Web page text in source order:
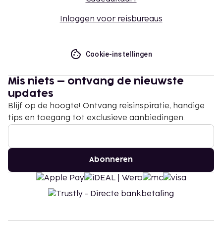
Inloggen voor reisbureaus
Cookie-instellingen
Mis niets – ontvang de nieuwste
updates
Blijf op de hoogte! Ontvang reisinspiratie, handige
tips en toegang tot exclusieve aanbiedingen.
Abonneren